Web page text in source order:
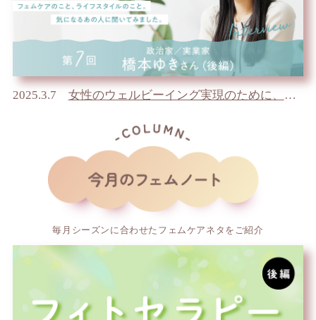
2025.3.7 女性のウェルビーイング実現のために、政治家、実業家としてできること
毎月シーズンに合わせたフェムケアネタをご紹介